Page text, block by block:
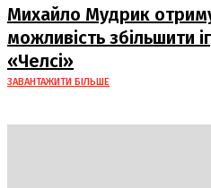
Михайло Мудрик
можливість збільшити
«Челсі»
ЗАВАНТАЖИТИ БІЛЬШЕ